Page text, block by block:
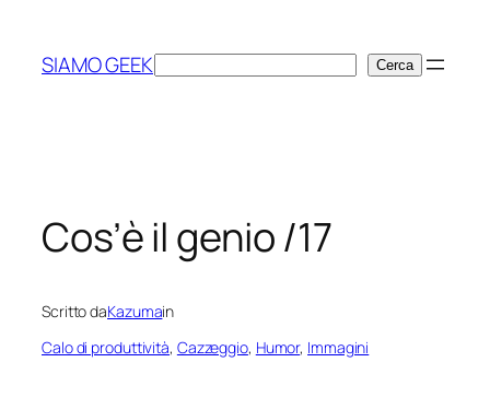
contenuto
SIAMO GEEKCerca Cerca
Cos’è il genio /17
Scritto daKazumain
Calo di produttività, Cazzeggio, Humor, Immagini